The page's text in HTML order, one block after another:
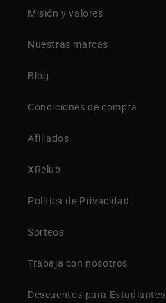
Misión y valores
Nuestras marcas
Blog
Condiciones de compra
Afiliados
XRclub
Política de Privacidad
Sorteos
Trabaja con nosotros
Descuentos para Estudiantes